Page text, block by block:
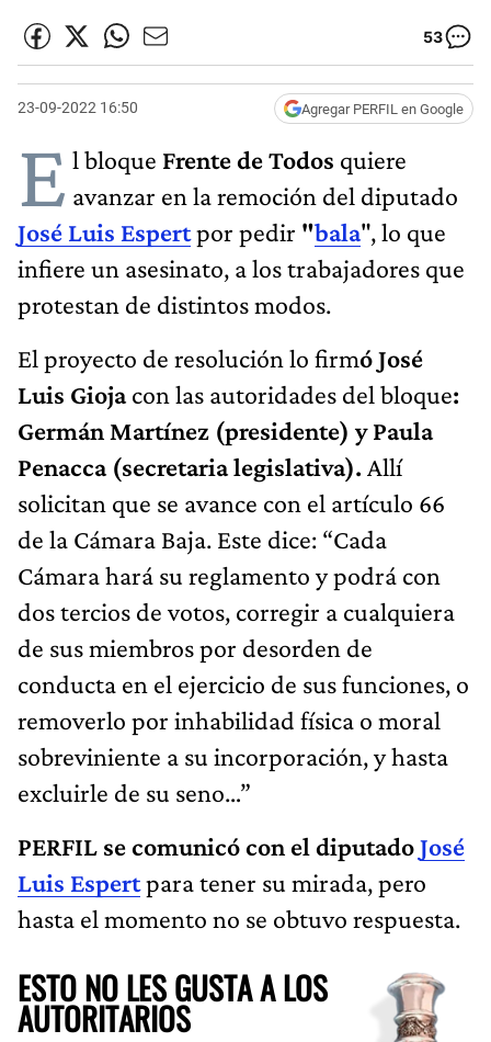
53
23-09-2022 16:50 Agregar PERFIL en Google
E l bloque Frente de Todos quiere
avanzar en la remoción del diputado
José Luis Espertpor pedir "bala", lo que
infiere un asesinato, a los trabajadores que
protestan de distintos modos.
El proyecto de resolución lo firmó José
Luis Giojacon las autoridades del bloque:
Germán Martínez (presidente) y Paula
Penacca (secretaria legislativa). Allí
solicitan que se avance con el artículo 66
de la Cámara Baja. Este dice: “Cada
Cámara hará su reglamento y podrá con
dos tercios de votos, corregir a cualquiera
de sus miembros por desorden de
conducta en el ejercicio de sus funciones, o
removerlo por inhabilidad física o moral
sobreviniente a su incorporación, y hasta
excluirle de su seno…”
PERFIL se comunicó con el diputadoJosé
Luis Espertpara tener su mirada, pero
hasta el momento no se obtuvo respuesta.
ESTO NO LES GUSTA A LOS
AUTORITARIOS